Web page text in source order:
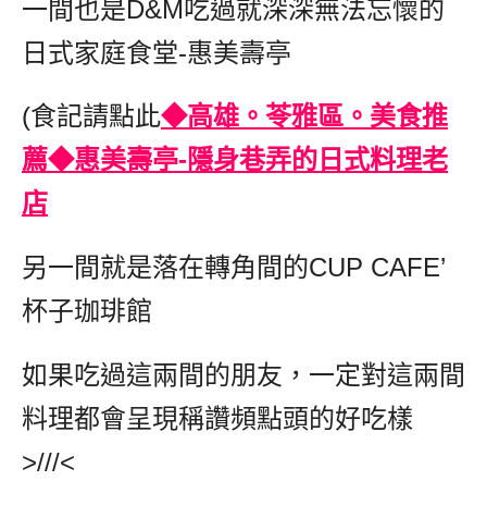
一間也是D&M吃過就深深無法忘懷的
日式家庭食堂-惠美壽亭
(食記請點此◆高雄。苓雅區。美食推
薦◆惠美壽亭-隱身巷弄的日式料理老
店
另一間就是落在轉角間的CUP CAFE’
杯子珈琲館
如果吃過這兩間的朋友，一定對這兩間
料理都會呈現稱讚頻點頭的好吃樣
>///<